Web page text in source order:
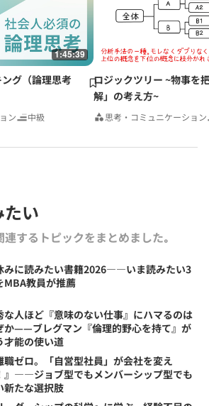
1:45:39
グ（論理思考
ン 中級
ロジックツリー ~物事を
解」の考え方~
思考・コミュニケーション
い
するトピックをまとめました｡
みに読みたい書籍2026――いま読みたい3
MBA教員が推薦
な人ほど『意味のない仕事』にハマるのは
か——ブレグマン『倫理的野心を持て』が
才能の使い道
職ゼロ。「自営型社員」が会社を変え
』――ジョブ型でもメンバーシップ型でも
新たな選択肢